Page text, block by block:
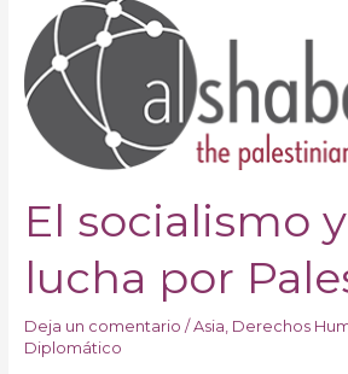
El socialismo
lucha por
Deja un comentario /Asia Derechos
Diplomático
socialismo
y
la
lucha
por